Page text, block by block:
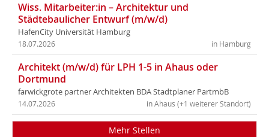
Wiss. Mitarbeiter:in – Architektur und
Städtebaulicher Entwurf (m/w/d)
HafenCity Universität Hamburg
in Hamburg
18.07.2026
Architekt (m/w/d) für LPH 1-5 in Ahaus oder
Dortmund
farwickgrote partner Architekten BDA Stadtplaner PartmbB
in Ahaus (+1 weiterer Standort)
14.07.2026
Mehr Stellen